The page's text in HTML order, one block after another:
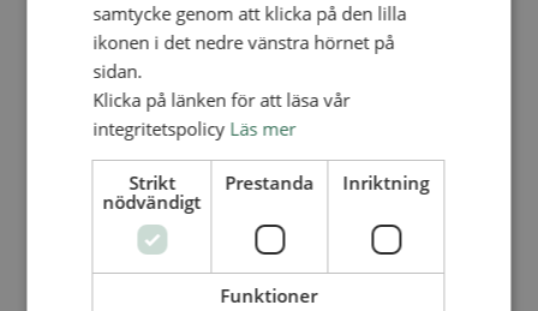
Lediga tjänster
FÖR FÖRSAMLINGAR
FÖRDJUPNING OCH UTVECKLING
Missionella initiativ
Smågrupper
Skapelse och miljö
Gudstjänst
Vänförsamling
Integrationsarbete
För barns bästa – överallt
Missionsinspiratörens verktygslåda
samtycke genom att klicka på den lilla
ikonen i det nedre vänstra hörnet på
sidan.
Klicka på länken för att läsa vår
integritetspolicy Läs mer
Strikt
nödvändigt
Prestanda Inriktning
Funktioner